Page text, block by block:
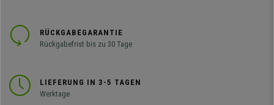
RÜCKGABEGARANTIE
Rückgabefrist bis zu 30 Tage
LIEFERUNG IN 3-5 TAGEN
Werktage